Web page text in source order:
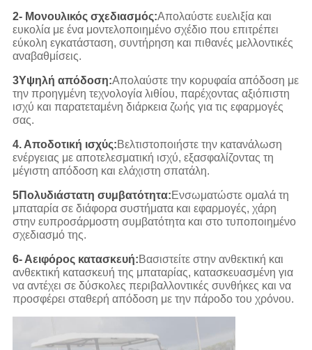
2- Μονουλικός σχεδιασμός:Απολαύστε ευελιξία και
ευκολία με ένα μοντελοποιημένο σχέδιο που επιτρέπει
εύκολη εγκατάσταση, συντήρηση και πιθανές μελλοντικές
αναβαθμίσεις.
3Υψηλή απόδοση:Απολαύστε την κορυφαία απόδοση με
την προηγμένη τεχνολογία λιθίου, παρέχοντας αξιόπιστη
ισχύ και παρατεταμένη διάρκεια ζωής για τις εφαρμογές
σας.
4. Αποδοτική ισχύς:Βελτιστοποιήστε την κατανάλωση
ενέργειας με αποτελεσματική ισχύ, εξασφαλίζοντας τη
μέγιστη απόδοση και ελάχιστη σπατάλη.
5Πολυδιάστατη συμβατότητα:Ενσωματώστε ομαλά τη
μπαταρία σε διάφορα συστήματα και εφαρμογές, χάρη
στην ευπροσάρμοστη συμβατότητα και στο τυποποιημένο
σχεδιασμό της.
6- Αειφόρος κατασκευή:Βασιστείτε στην ανθεκτική και
ανθεκτική κατασκευή της μπαταρίας, κατασκευασμένη για
να αντέχει σε δύσκολες περιβαλλοντικές συνθήκες και να
προσφέρει σταθερή απόδοση με την πάροδο του χρόνου.